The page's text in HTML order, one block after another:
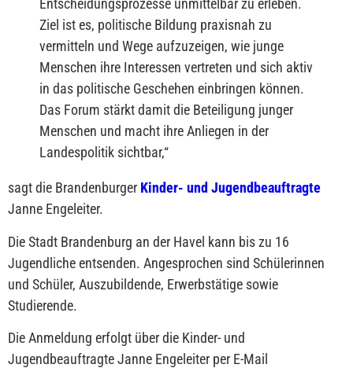
Entscheidungsprozesse unmittelbar zu erleben.
Ziel ist es, politische Bildung praxisnah zu
vermitteln und Wege aufzuzeigen, wie junge
Menschen ihre Interessen vertreten und sich aktiv
in das politische Geschehen einbringen können.
Das Forum stärkt damit die Beteiligung junger
Menschen und macht ihre Anliegen in der
Landespolitik sichtbar,“
sagt die Brandenburger Kinder- und Jugendbeauftragte
Janne Engeleiter.
Die Stadt Brandenburg an der Havel kann bis zu 16
Jugendliche entsenden. Angesprochen sind Schülerinnen
und Schüler, Auszubildende, Erwerbstätige sowie
Studierende.
Die Anmeldung erfolgt über die Kinder- und
Jugendbeauftragte Janne Engeleiter per E-Mail